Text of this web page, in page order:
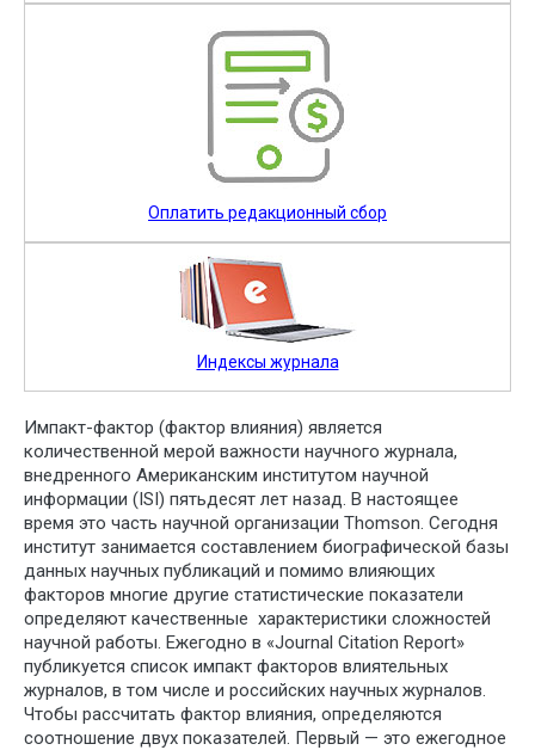
Оплатить редакционный сбор
Индексы журнала
Импакт-фактор (фактор влияния) является
количественной мерой важности научного журнала,
внедренного Американским институтом научной
информации (ISI) пятьдесят лет назад. В настоящее
время это часть научной организации Thomson. Сегодня
институт занимается составлением биографической базы
данных научных публикаций и помимо влияющих
факторов многие другие статистические показатели
определяют качественные характеристики сложностей
научной работы. Ежегодно в «Journal Citation Report»
публикуется список импакт факторов влиятельных
журналов, в том числе и российских научных журналов.
Чтобы рассчитать фактор влияния, определяются
соотношение двух показателей. Первый — это ежегодное